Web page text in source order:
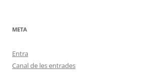
META
Entra
Canal de les entrades